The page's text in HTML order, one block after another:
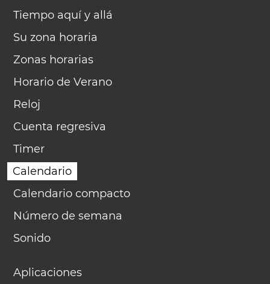
Tiempo aquí y allá
Su zona horaria
Zonas horarias
Horario de Verano
Reloj
Cuenta regresiva
Timer
Calendario
Calendario compacto
Número de semana
Sonido
Aplicaciones